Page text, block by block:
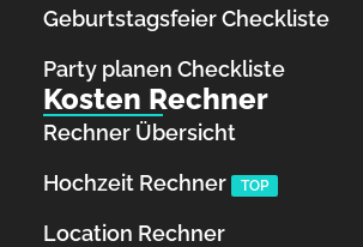
Geburtstagsfeier Checkliste
Party planen Checkliste
Kosten Rechner
Rechner Übersicht
Hochzeit Rechner
TOP
Location Rechner